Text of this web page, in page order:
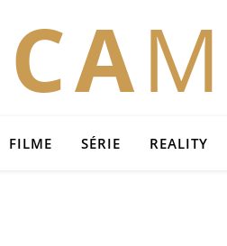
FILME SÉRIE REALITY